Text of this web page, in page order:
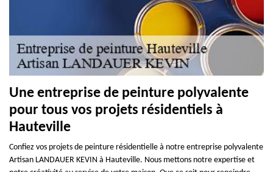
Une entreprise de peinture polyvalente
pour tous vos projets résidentiels à
Hauteville
Confiez vos projets de peinture résidentielle à notre entreprise polyvalente
Artisan LANDAUER KEVIN à Hauteville. Nous mettons notre expertise et